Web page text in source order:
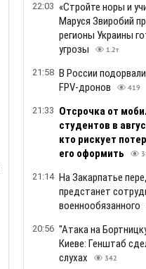
22:03 «Стройте норы и
Маруся Звиробий
регионы Украины
угрозы
1.2т
21:58 В России
FPV-дронов
419
21:33 Отсрочка от
студентов в
кто рискует
его оформить
21:14 На Закарпатье
предстанет
военнообязанного
20:56 "Атака на
Киеве: Генштаб
слухах
342